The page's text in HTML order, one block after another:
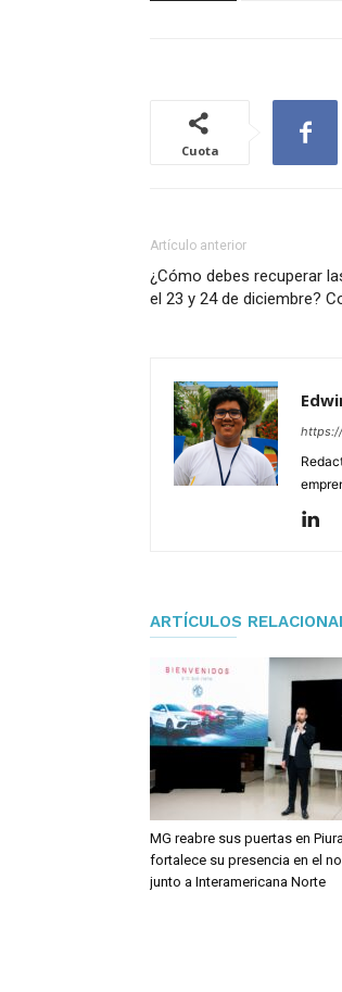
Cuota
Artículo anterior
¿Cómo debes recuperar
el 23 y 24 de diciembre?
ARTÍCULOS
MG reabre sus puertas en
fortalece su presencia en el
junto a Interamericana Norte